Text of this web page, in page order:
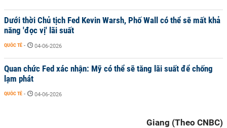
Dưới thời Chủ tịch Fed Kevin Warsh, Phố Wall có thể sẽ mất khả
năng 'đọc vị' lãi suất
QUỐC TẾ - 04-06-2026
Quan chức Fed xác nhận: Mỹ có thể sẽ tăng lãi suất để chống
lạm phát
QUỐC TẾ - 04-06-2026
Giang (Theo CNBC)